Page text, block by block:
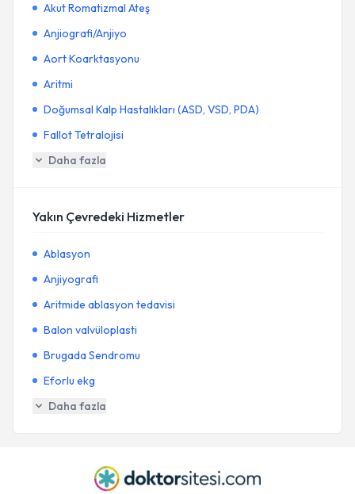
Akut Romatizmal Ateş
Anjiografi/Anjiyo
Aort Koarktasyonu
Aritmi
Doğumsal Kalp Hastalıkları (ASD, VSD, PDA)
Fallot Tetralojisi
Daha fazla
Yakın Çevredeki Hizmetler
Ablasyon
Anjiyografi
Aritmide ablasyon tedavisi
Balon valvüloplasti
Brugada Sendromu
Eforlu ekg
Daha fazla